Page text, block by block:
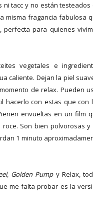
ni tacc y no están testeados
misma fragancia fabulosa
perfecta para quienes
vegetales e
caliente. Dejan la piel
de relax. Pueden
hacerlo con estas que con
envueltas en un film
Son bien polvorosas y
1 minuto
Golden Pumpy Relax,
me falta probar es la